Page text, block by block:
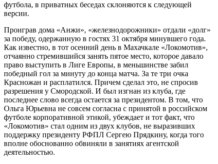
футбола, в приватных беседах склоняются к следующей
версии.
Проиграв дома «Анжи», «железнодорожники» отдали «долг»
за победу, одержанную в гостях 31 октября минувшего года.
Как известно, в тот осенний день в Махачкале «Локомотив»,
отчаянно стремившийся занять пятое место, которое давало
право выступить в Лиге Европы, в меньшинстве забил
победный гол за минуту до конца матча. За те три очка
Красножан и расплатился. Причем сделал это, не спросив
разрешения у Смородской. И был изгнан из клуба, где
последнее слово всегда остается за президентом. В том, что
Ольга Юрьевна не совсем согласна с принятой в российском
футболе корпоративной этикой, убеждает и тот факт, что
«Локомотив» стал одним из двух клубов, не выразивших
поддержку президенту РФПЛ Сергею Прядкину, когда того
вполне обоснованно обвиняли в занятиях агентской
деятельностью.